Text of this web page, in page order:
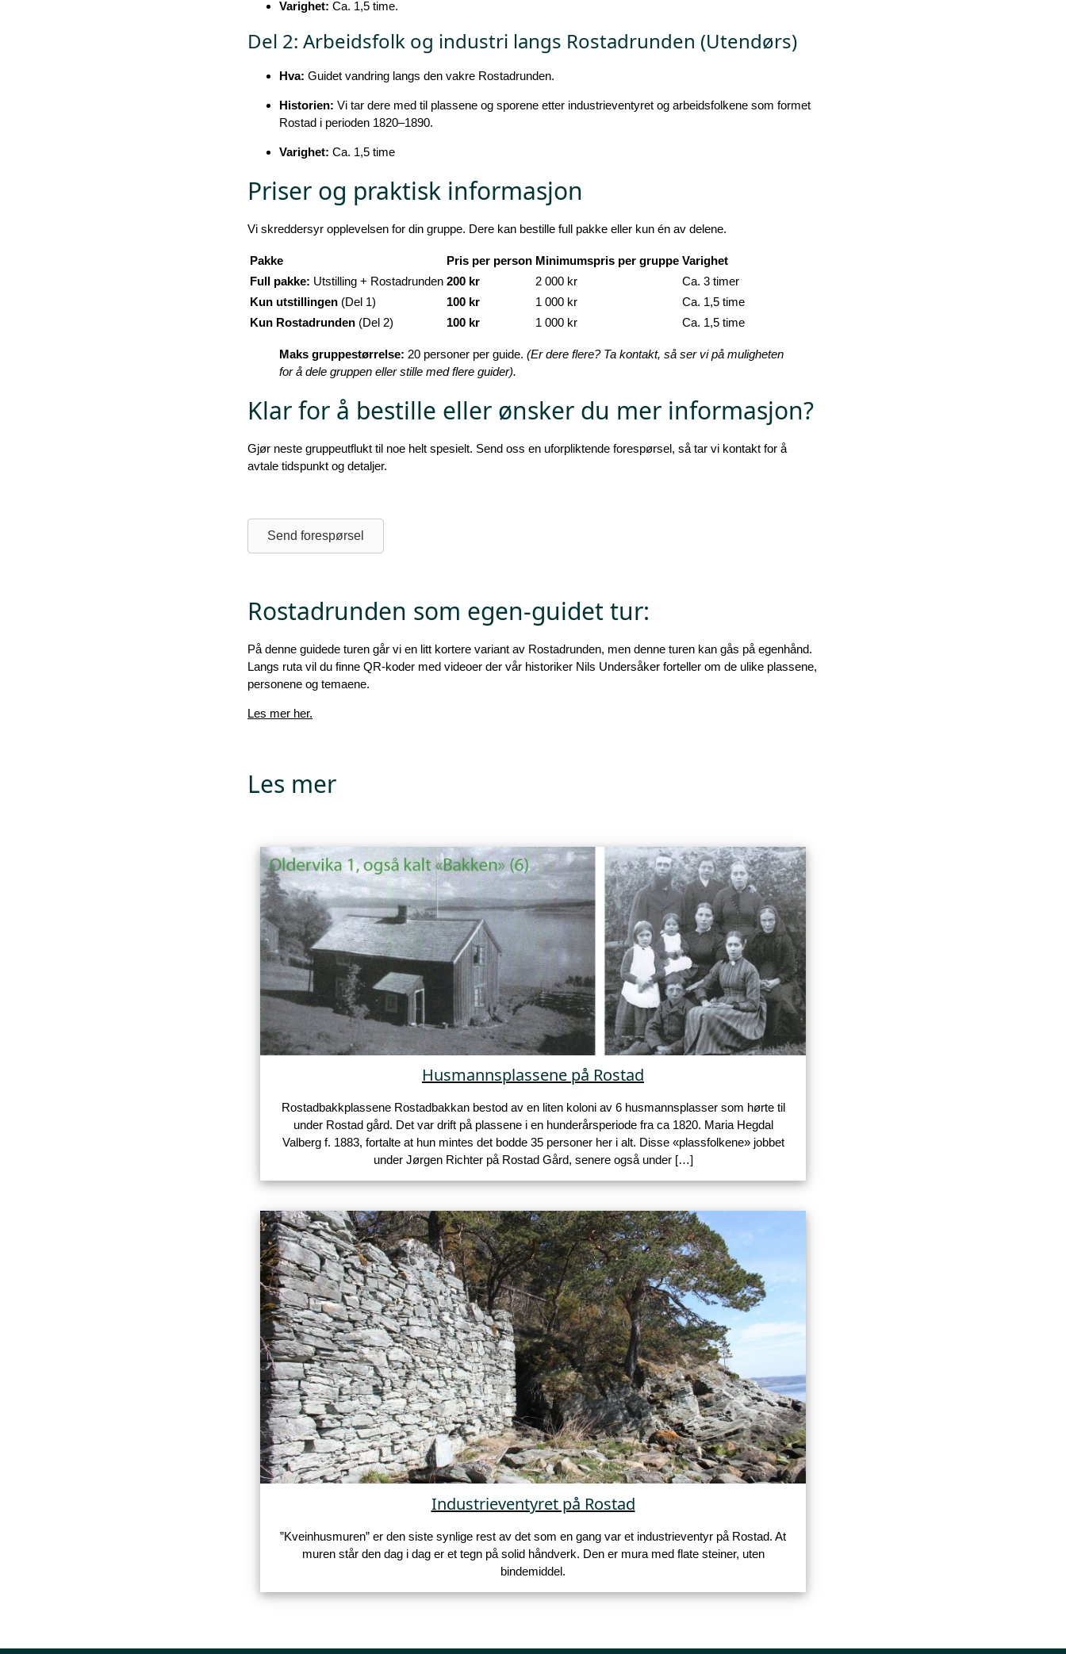
Varighet: Ca. 1,5 time.
Del 2: Arbeidsfolk og industri langs Rostadrunden (Utendørs)
Hva: Guidet vandring langs den vakre Rostadrunden.
Historien: Vi tar dere med til plassene og sporene etter industrieventyret og arbeidsfolkene som formet
Rostad i perioden 1820–1890.
Varighet: Ca. 1,5 time
Priser og praktisk informasjon
Vi skreddersyr opplevelsen for din gruppe. Dere kan bestille full pakke eller kun én av delene.
Pakke Pris per person Minimumspris per gruppe Varighet
Full pakke: Utstilling + Rostadrunden 200 kr 2 000 kr
Ca. 3 timer
Kun utstillingen (Del 1) 100 kr 1 000 kr
Ca. 1,5 time
Kun Rostadrunden (Del 2) 100 kr 1 000 kr Ca. 1,5 time
Maks gruppestørrelse: 20 personer per guide. (Er dere flere? Ta kontakt, så ser vi på muligheten
for å dele gruppen eller stille med flere guider).
Klar for å bestille eller ønsker du mer informasjon?
Gjør neste gruppeutflukt til noe helt spesielt. Send oss en uforpliktende forespørsel, så tar vi kontakt for å
avtale tidspunkt og detaljer.
Send forespørsel
Rostadrunden som egen-guidet tur:
På denne guidede turen går vi en litt kortere variant av Rostadrunden, men denne turen kan gås på egenhånd.
Langs ruta vil du finne QR-koder med videoer der vår historiker Nils Undersåker forteller om de ulike plassene,
personene og temaene.
Les mer her.
Les mer
Husmannsplassene på Rostad
Rostadbakkplassene Rostadbakkan bestod av en liten koloni av 6 husmannsplasser som hørte til
under Rostad gård. Det var drift på plassene i en hunderårsperiode fra ca 1820. Maria Hegdal
Valberg f. 1883, fortalte at hun mintes det bodde 35 personer her i alt. Disse «plassfolkene» jobbet
under Jørgen Richter på Rostad Gård, senere også under […]
Industrieventyret på Rostad
”Kveinhusmuren” er den siste synlige rest av det som en gang var et industrieventyr på Rostad. At
muren står den dag i dag er et tegn på solid håndverk. Den er mura med flate steiner, uten
bindemiddel.